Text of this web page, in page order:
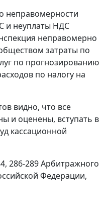
неправомерности
и неуплаты НДС
неправомерно
затраты по
по прогнозированию
по налогу на
видно, что все
и оценены, вступать в
кассационной
, 286-289Арбитражного
Федерации,